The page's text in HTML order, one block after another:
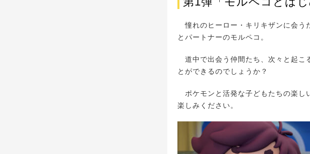
憧れのヒーロー・キリキザンに会う
とパートナーのモルペコ。
道中で出会う仲間たち、次々と起こ
とができるのでしょうか？
ポケモンと活発な子どもたちの楽し
楽しみください。